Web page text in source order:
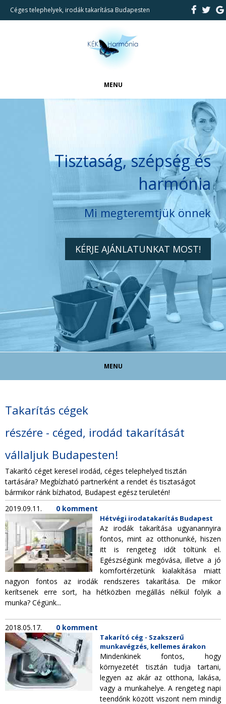
Céges telephelyek, irodák takarítása Budapesten
MENU
REFERENCIÁK
TAKARÍTÁSI SZOLGÁLTATÁSAINK
KAPCSOLAT
KERESÉS
Tisztaság, szépség és
harmónia
Mi megteremtjük önnek
KÉRJE AJÁNLATUNKAT MOST!
MENU
TAKARÍTÁS MAGÁNSZEMÉLYEKNEK
TAKARÍTÁS CÉGEKNEK
TAKARÍTÁSI INTÉZMÉNYEKNEK
Takarítás cégek
részére - céged, irodád takarítását
vállaljuk Budapesten!
Takarító céget keresel irodád, céges telephelyed tisztán
tartására? Megbízható partnerként a rendet és tisztaságot
bármikor ránk bízhatod, Budapest egész területén!
2019.09.11.
0 komment
Hétvégi irodatakarítás Budapest
Az irodák takarítása ugyanannyira
fontos, mint az otthonunké, hiszen
itt is rengeteg időt töltünk el.
Egészségünk megóvása, illetve a jó
komfortérzetünk kialakítása miatt
nagyon fontos az irodák rendszeres takarítása. De mikor
kerítsenek erre sort, ha hétközben megállás nélkül folyik a
munka? Cégünk...
2018.05.17. 0 komment
Takarító cég - Szakszerű
munkavégzés, kellemes árakon
Mindenkinek fontos, hogy
környezetét tisztán tudja tartani,
legyen az akár az otthona, lakása,
vagy a munkahelye. A rengeteg napi
teendőnk között viszont nem mindig